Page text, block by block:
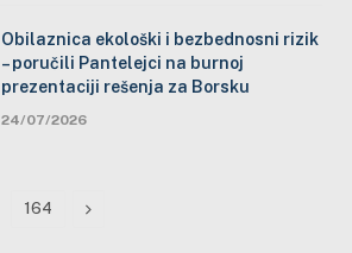
Obilaznica ekološki i bezbednosni rizik
– poručili Pantelejci na burnoj
prezentaciji rešenja za Borsku
24/07/2026
164 Next